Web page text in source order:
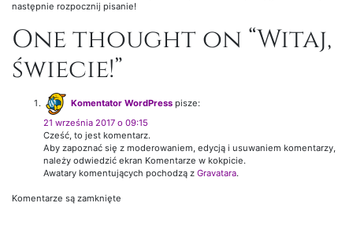
następnie rozpocznij pisanie!
One thought on “Witaj,
świecie!”
Komentator WordPress pisze:
21 września 2017 o 09:15
Cześć, to jest komentarz.
Aby zapoznać się z moderowaniem, edycją i usuwaniem komentarzy,
należy odwiedzić ekran Komentarze w kokpicie.
Awatary komentujących pochodzą z Gravatara.
Komentarze są zamknięte